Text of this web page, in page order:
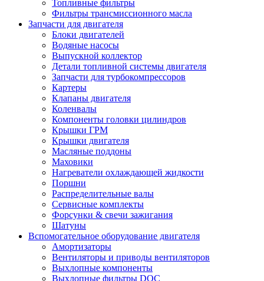
Топливные фильтры
Фильтры трансмиссионного масла
Запчасти для двигателя
Блоки двигателей
Водяные насосы
Выпускной коллектор
Детали топливной системы двигателя
Запчасти для турбокомпрессоров
Картеры
Клапаны двигателя
Коленвалы
Компоненты головки цилиндров
Крышки ГРМ
Крышки двигателя
Масляные поддоны
Маховики
Нагреватели охлаждающей жидкости
Поршни
Распределительные валы
Сервисные комплекты
Форсунки & свечи зажигания
Шатуны
Вспомогательное оборудование двигателя
Амортизаторы
Вентиляторы и приводы вентиляторов
Выхлопные компоненты
Выхлопные фильтры DOC